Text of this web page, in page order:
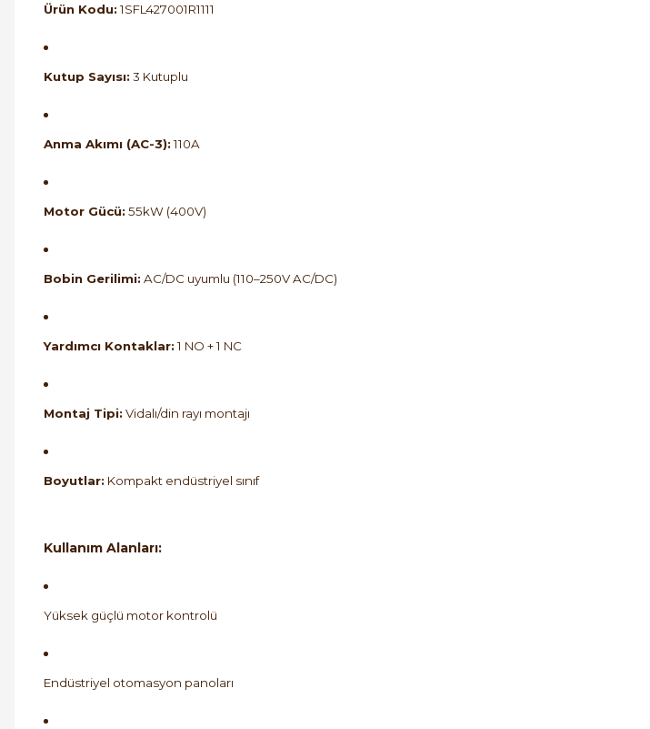
Ürün Kodu:1SFL427001R1111
Kutup Sayısı: 3 Kutuplu
Anma Akımı (AC-3):110A
Motor Gücü: 55kW (400V)
Bobin Gerilimi: AC/DC uyumlu (110–250V AC/DC)
Yardımcı Kontaklar:1 NO + 1 NC
Montaj Tipi: Vidalı/din rayı montajı
Boyutlar: Kompakt endüstriyel sınıf
Kullanım Alanları:
Yüksek güçlü motor kontrolü
Endüstriyel otomasyon panoları